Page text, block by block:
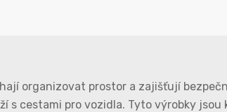
organizovat prostor a zajišťují
s cestami pro vozidla. Tyto výrobky